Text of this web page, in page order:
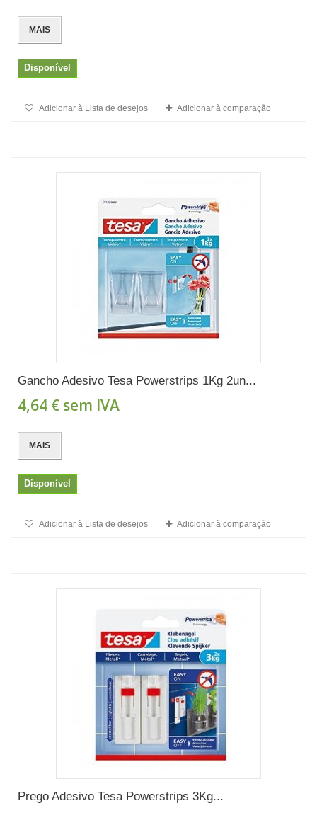
MAIS
Disponível
Adicionar à Lista de desejos Adicionar à comparação
Gancho Adesivo Tesa Powerstrips 1Kg 2un...
4,64 € sem IVA
MAIS
Disponível
Adicionar à Lista de desejos Adicionar à comparação
Prego Adesivo Tesa Powerstrips 3Kg...